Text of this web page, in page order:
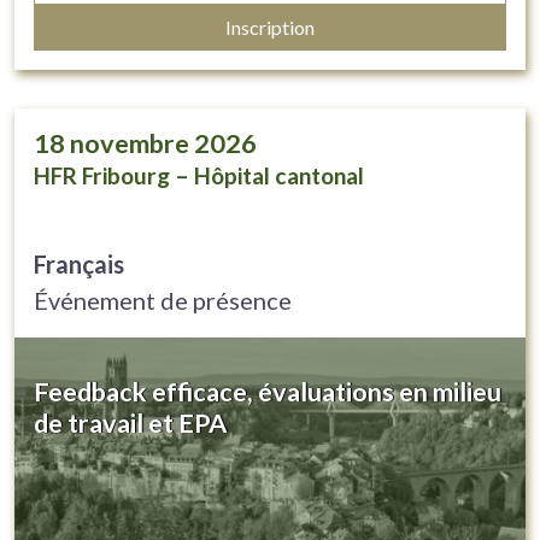
Inscription
18 novembre 2026
HFR Fribourg – Hôpital cantonal
Français
Événement de présence
Feedback efficace, évaluations en milieu
de travail et EPA